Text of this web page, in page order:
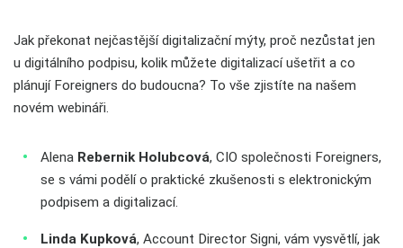
Jak překonat nejčastější digitalizační mýty, proč nezůstat jen
u digitálního podpisu, kolik můžete digitalizací ušetřit a co
plánují Foreigners do budoucna? To vše zjistíte na našem
novém webináři.
Alena Rebernik Holubcová, CIO společnosti Foreigners,
se s vámi podělí o praktické zkušenosti s elektronickým
podpisem a digitalizací.
Linda Kupková, Account Director Signi, vám vysvětlí, jak